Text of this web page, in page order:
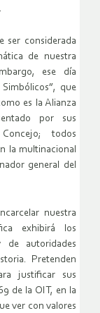
ser considerada
de nuestra
ese día
que
es la Alianza
por sus
todos
la multinacional
general del
nuestra
exhibirá los
de autoridades
Pretenden
justificar sus
de la OIT, en la
ver con valores